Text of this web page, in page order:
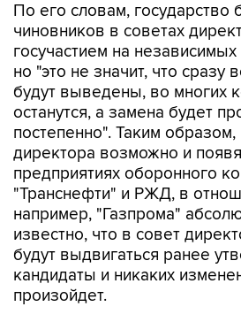
По его словам, государство
чиновников в советах
госучастием на
но "это не значит, что сразу
будут выведены, во многих
останутся, а замена будет
постепенно". Таким
директора возможно и
предприятиях оборонного
"Транснефти" и РЖД, в
например, "Газпрома"
известно, что в совет
будут выдвигаться ранее
кандидаты и никаких
произойдет.